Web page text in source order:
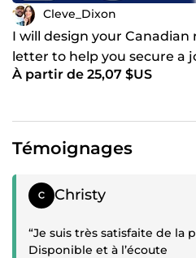
Cleve_Dixon
I will design your Canadian
letter to help you secure a
À partir de 25,07 $US
Témoignages
Témoignage positif
Christy
“Je suis très satisfaite de la
Disponible et à l’écoute